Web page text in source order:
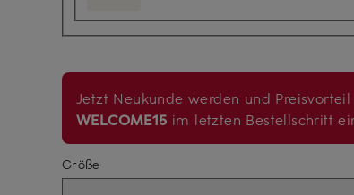
Jetzt Neukunde werden und
WELCOME15 im letzten Bestellschritt
Größe